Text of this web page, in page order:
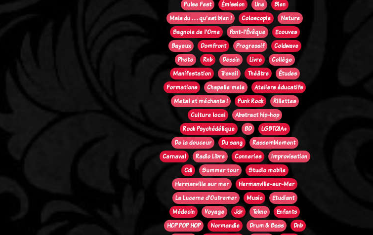
Pulse Fest
Émission Une
Bien
Mais du . . . qu'est bien !
Coloscopie
Nature
Bagnole de l'Orne
Pont-l'Évêque
Ecouves
Bayeux
Domfront Progressif
Coldwave
Photo
Rnb Dessin Livre
Collège
Manifestation
Travail Théâtre
Études
Formations
Chapelle mele
Ateliers éducatifs
Metal et méchants !
Punk Rock
Rillettes
Culture local
Abstract hip-hop
Rock Psychédélique
BD
LGBTQIA+
De la douceur
Du sang
Rassemblement
Carnaval
Radio Libre Conneries
Improvisation
Cdl
Summer tour
Studio mobile
Hermanville sur mer
Hermanville-sur-Mer
La Lucerne d'Outremer
Music
Etudiant
Médecin
Voyage Jdr Tekno
Enfants
HOP POP HOP
Normandie Drum & Bass
Dnb